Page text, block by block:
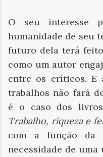
O seu interesse
humanidade de seu
futuro dela terá
como um autor
entre os críticos. E
trabalhos não fará
é o caso dos livros
Trabalho, riqueza e
com a função da
necessidade de